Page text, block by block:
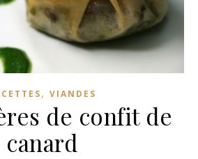
, VIANDES
de confit de
canard